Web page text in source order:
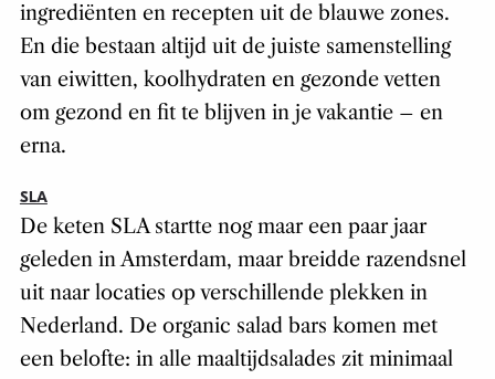
ingrediënten en recepten uit de blauwe zones.
En die bestaan altijd uit de juiste samenstelling
van eiwitten, koolhydraten en gezonde vetten
om gezond en fit te blijven in je vakantie – en
erna.
SLA
De keten SLA startte nog maar een paar jaar
geleden in Amsterdam, maar breidde razendsnel
uit naar locaties op verschillende plekken in
Nederland. De organic salad bars komen met
een belofte: in alle maaltijdsalades zit minimaal